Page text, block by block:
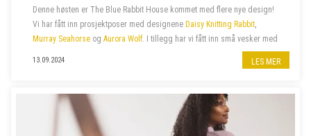
Denne høsten er The Blue Rabbit House kommet med flere nye design!
Vi har fått inn prosjektposer med designene Daisy Knitting Rabbit,
Murray Seahorse og Aurora Wolf. I tillegg har vi fått inn små vesker med
13.09.2024 LES MER